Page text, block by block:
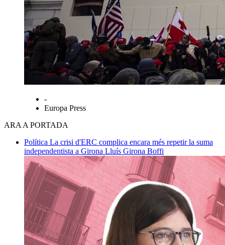
-
Europa Press
ARA A PORTADA
Política La crisi d'ERC complica encara més repetir la suma
independentista a Girona Lluís Girona Boffi